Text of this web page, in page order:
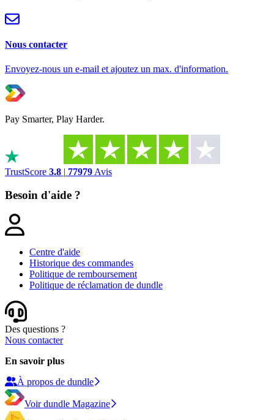
Nous contacter
Envoyez-nous un e-mail et ajoutez un max. d'information.
Pay Smarter, Play Harder.
TrustScore 3.8 | 77979 Avis
Besoin d'aide ?
Centre d'aide
Historique des commandes
Politique de remboursement
Politique de réclamation de dundle
Des questions ?
Nous contacter
En savoir plus
À propos de dundle
Voir dundle Magazine